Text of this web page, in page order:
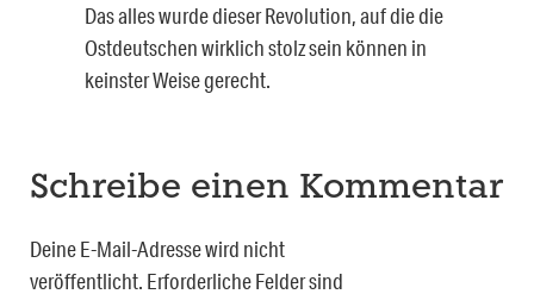
Das alles wurde dieser Revolution, auf die die
Ostdeutschen wirklich stolz sein können in
keinster Weise gerecht.
Schreibe einen Kommentar
Deine E-Mail-Adresse wird nicht
veröffentlicht. Erforderliche Felder sind